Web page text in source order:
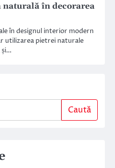
naturală în decorarea
în designul interior modern
utilizarea pietrei naturale
și…
Caută